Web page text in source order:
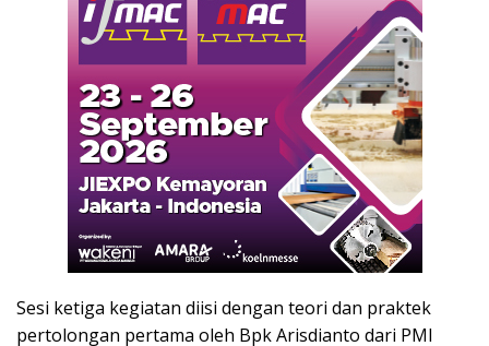
Sesi ketiga kegiatan diisi dengan teori dan praktek
pertolongan pertama oleh Bpk Arisdianto dari PMI